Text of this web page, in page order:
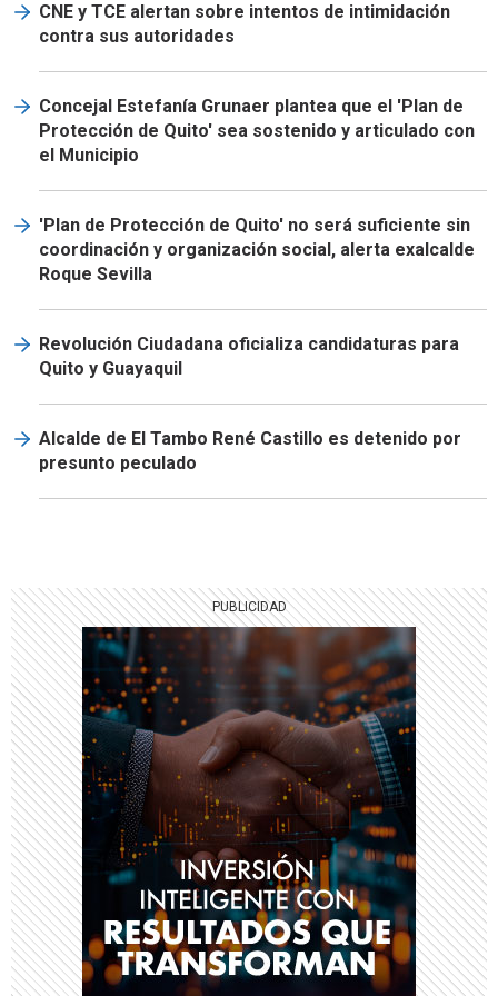
CNE y TCE alertan sobre intentos de intimidación
contra sus autoridades
Concejal Estefanía Grunaer plantea que el 'Plan de
Protección de Quito' sea sostenido y articulado con
el Municipio
'Plan de Protección de Quito' no será suficiente sin
coordinación y organización social, alerta exalcalde
Roque Sevilla
Revolución Ciudadana oficializa candidaturas para
Quito y Guayaquil
Alcalde de El Tambo René Castillo es detenido por
presunto peculado